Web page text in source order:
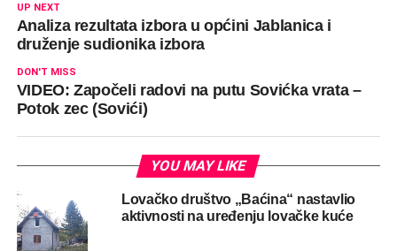
UP NEXT
Analiza rezultata izbora u općini Jablanica i
druženje sudionika izbora
DON'T MISS
VIDEO: Započeli radovi na putu Sovićka vrata –
Potok zec (Sovići)
YOU MAY LIKE
Lovačko društvo „Baćina“ nastavlio
aktivnosti na uređenju lovačke kuće